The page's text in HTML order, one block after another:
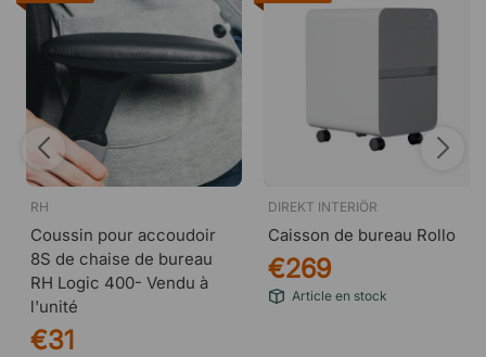
RH
Coussin pour accoudoir
8S de chaise de bureau
RH Logic 400- Vendu à
l'unité
€31
DIREKT INTERIÖR
Caisson de bureau Rollo
€269
Article en stock